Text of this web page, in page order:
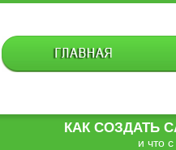
КАК СОЗДАТЬ
и что